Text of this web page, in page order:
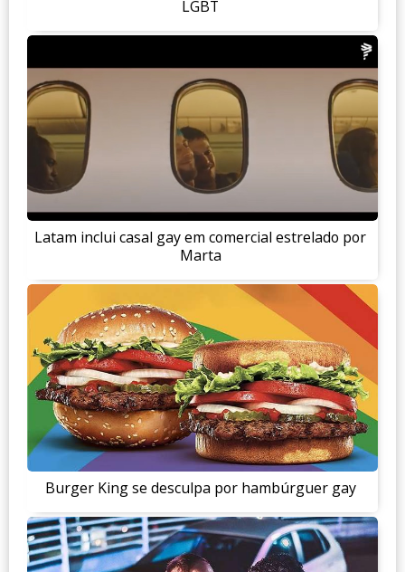
LGBT
Latam inclui casal gay em comercial estrelado por
Marta
Burger King se desculpa por hambúrguer gay